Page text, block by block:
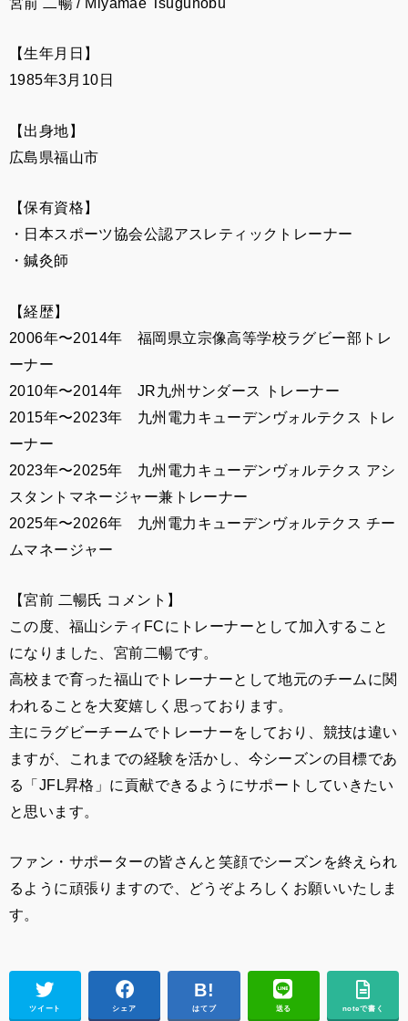
【生年月日】
1985年3月10日
【出身地】
広島県福山市
【保有資格】
・日本スポーツ協会公認アスレティックトレーナー
・鍼灸師
【経歴】
2006年〜2014年 福岡県立宗像高等学校ラグビー部トレ
ーナー
2010年〜2014年 JR九州サンダース トレーナー
2015年〜2023年 九州電力キューデンヴォルテクス トレ
ーナー
2023年〜2025年 九州電力キューデンヴォルテクス アシ
スタントマネージャー兼トレーナー
2025年〜2026年 九州電力キューデンヴォルテクス チー
ムマネージャー
【宮前 二暢氏 コメント】
この度、福山シティFCにトレーナーとして加入すること
になりました、宮前二暢です。
高校まで育った福山でトレーナーとして地元のチームに関
われることを大変嬉しく思っております。
主にラグビーチームでトレーナーをしており、競技は違い
ますが、これまでの経験を活かし、今シーズンの目標であ
る「JFL昇格」に貢献できるようにサポートしていきたい
と思います。
ファン・サポーターの皆さんと笑顔でシーズンを終えられ
るように頑張りますので、どうぞよろしくお願いいたしま
す。
ツイート シェア はてブ 送る noteで書く